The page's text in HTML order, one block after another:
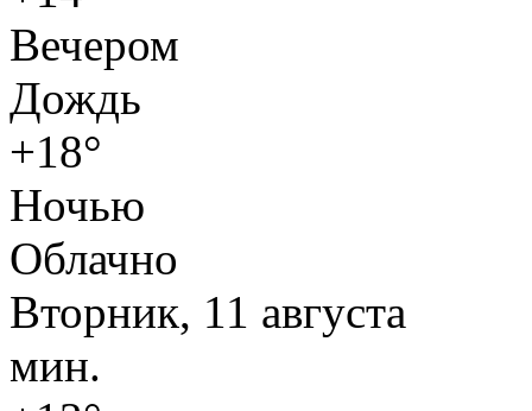
Вечером
Дождь
+18°
Ночью
Облачно
Вторник, 11 августа
мин.